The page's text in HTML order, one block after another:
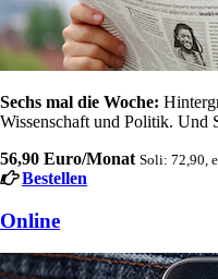
Sechs mal die Woche:
Wissenschaft und Politik. Und
56,90 Euro/Monat Soli: 72,90,
Bestellen
Online